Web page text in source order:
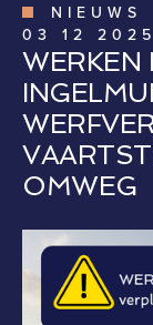
NIEUWS
03
12 2025
WERKEN
OMWEG